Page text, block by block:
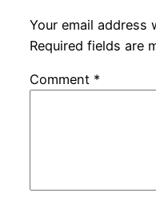
Your email address
Required fields are
Comment *